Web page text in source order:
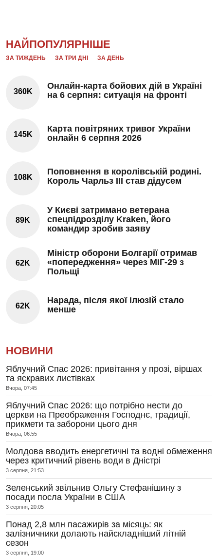
НАЙПОПУЛЯРНІШЕ
ЗА ТИЖДЕНЬ ЗА ТРИ ДНІ ЗА ДЕНЬ
360K
Онлайн-карта бойових дій в Україні
на 6 серпня: ситуація на фронті
145K
Карта повітряних тривог України
онлайн 6 серпня 2026
108K
Поповнення в королівській родині.
Король Чарльз III став дідусем
89K
У Києві затримано ветерана
спецпідрозділу Kraken, його
командир зробив заяву
62K
Міністр оборони Болгарії отримав
«попередження» через МіГ-29 з
Польщі
62K
Нарада, після якої ілюзій стало
менше
НОВИНИ
Яблучний Спас 2026: привітання у прозі, віршах
та яскравих листівках
Вчора, 07:45
Яблучний Спас 2026: що потрібно нести до
церкви на Преображення Господнє, традиції,
прикмети та заборони цього дня
Вчора, 06:55
Молдова вводить енергетичні та водні обмеження
через критичний рівень води в Дністрі
3 серпня, 21:53
Зеленський звільнив Ольгу Стефанішину з
посади посла України в США
3 серпня, 20:05
Понад 2,8 млн пасажирів за місяць: як
залізничники долають найскладніший літній
сезон
3 серпня, 19:00